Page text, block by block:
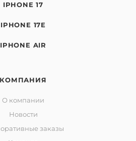
IPHONE 17
IPHONE 17E
IPHONE AIR
КОМПАНИЯ
О компании
Новости
заказы